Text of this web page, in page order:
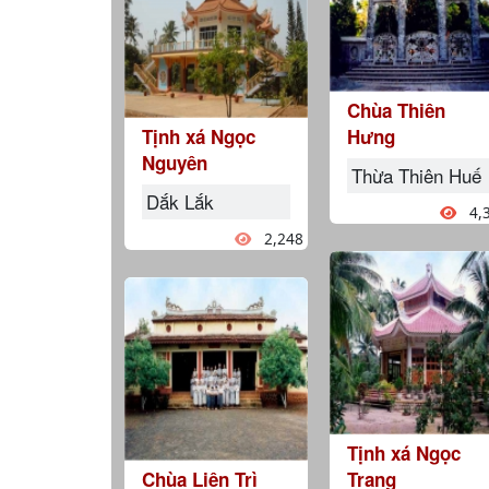
Tịnh xá Ngọc
Nguyên
Dắk Lắk
2,248
Chùa Liên Trì
Chùa Thiên
Hưng
Thừa Thiên Huế
Tịnh xá Ngọc
Trang